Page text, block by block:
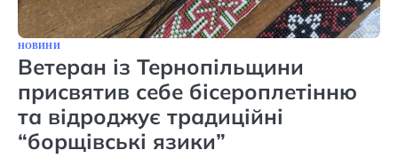
НОВИНИ
Ветеран із Тернопільщини
присвятив себе бісероплетінню
та відроджує традиційні
“борщівські язики”